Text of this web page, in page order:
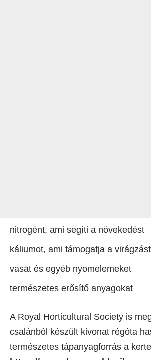
nitrogént, ami segíti a növekedést
káliumot, ami támogatja a virágzást
vasat és egyéb nyomelemeket
természetes erősítő anyagokat
A Royal Horticultural Society is
csalánból készült kivonat régóta
természetes tápanyagforrás a